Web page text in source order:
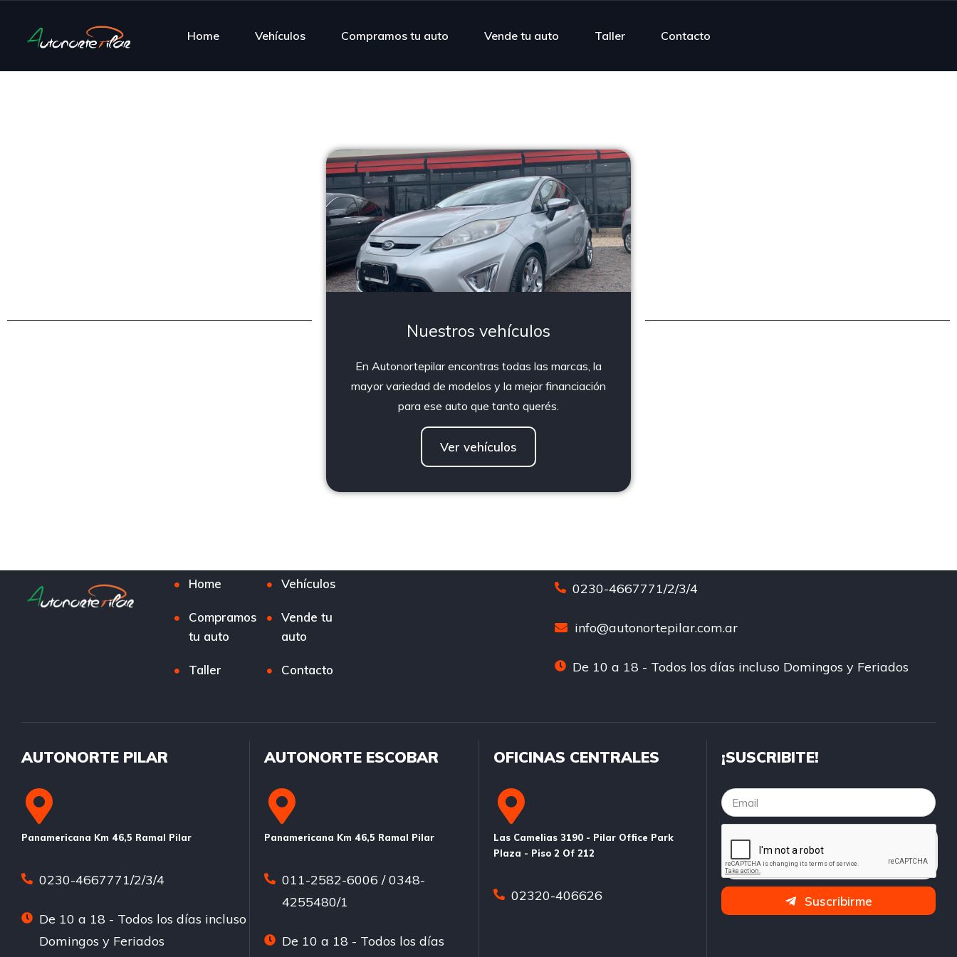
Home Vehículos Compramos tu auto Vende tu auto Taller Contacto
Nuestros vehículos
En Autonortepilar encontras todas las marcas, la
mayor variedad de modelos y la mejor financiación
para ese auto que tanto querés.
Ver vehículos
Home Vehículos
Compramos
tu auto
Vende tu
auto
Taller Contacto
0230-4667771/2/3/4
info@autonortepilar.com.ar
De 10 a 18 - Todos los días incluso Domingos y Feriados
AUTONORTE PILAR
Panamericana Km 46,5 Ramal Pilar
0230-4667771/2/3/4
De 10 a 18 - Todos los días incluso
Domingos y Feriados
AUTONORTE ESCOBAR
Panamericana Km 46,5 Ramal Pilar
011-2582-6006 / 0348-
4255480/1
De 10 a 18 - Todos los días
OFICINAS CENTRALES
Las Camelias 3190 - Pilar Office Park
Plaza - Piso 2 Of 212
02320-406626
¡SUSCRIBITE!
Suscribirme